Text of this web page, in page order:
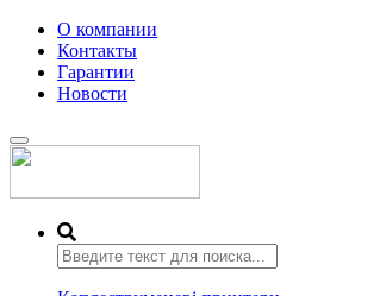
О компании
Контакты
Гарантии
Новости
Переключить
навигацию